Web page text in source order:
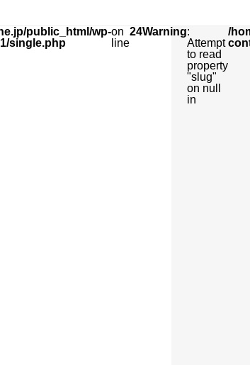
public_html/wp-
single.php
on
line
24Warning:
Attempt
to read
property
"slug"
on null
in
/